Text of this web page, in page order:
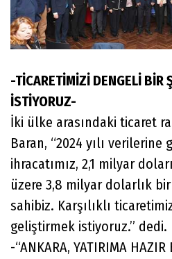
-TİCARETİMİZİ DENGELİ BİR
İSTİYORUZ-
İki ülke arasındaki ticaret
Baran, “2024 yılı verilerine
ihracatımız, 2,1 milyar
üzere 3,8 milyar dolarlık
sahibiz. Karşılıklı
geliştirmek istiyoruz.” dedi.
-“ANKARA, YATIRIMA HAZIR